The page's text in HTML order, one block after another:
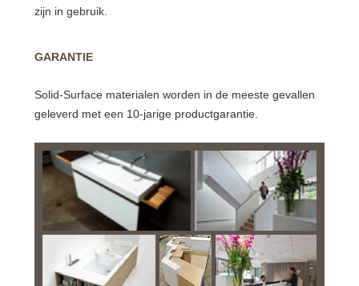
zijn in gebruik.
GARANTIE
Solid-Surface materialen worden in de meeste gevallen
geleverd met een 10-jarige productgarantie.